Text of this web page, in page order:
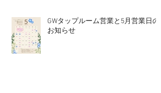
GWタップルーム営業と5月営業日の
お知らせ